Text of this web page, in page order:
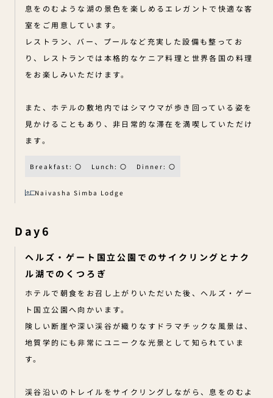
息をのむような湖の景色を楽しめるエレガントで快適な客
室をご用意しています。
レストラン、バー、プールなど充実した設備も整ってお
り、レストランでは本格的なケニア料理と世界各国の料理
をお楽しみいただけます。
また、ホテルの敷地内ではシマウマが歩き回っている姿を
見かけることもあり、非日常的な滞在を満喫していただけ
ます。
Breakfast: 〇 Lunch: 〇 Dinner: 〇
Naivasha Simba Lodge
Day6
ヘルズ・ゲート国立公園でのサイクリングとナク
ル湖でのくつろぎ
ホテルで朝食をお召し上がりいただいた後、ヘルズ・ゲー
ト国立公園へ向かいます。
険しい断崖や深い渓谷が織りなすドラマチックな風景は、
地質学的にも非常にユニークな光景として知られていま
す。
渓谷沿いのトレイルをサイクリングしながら、息をのむよ